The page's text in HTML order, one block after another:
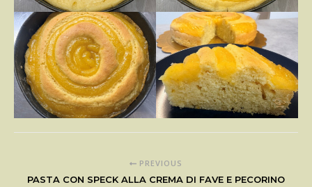
PREVIOUS
PASTA CON SPECK ALLA CREMA DI FAVE E PECORINO